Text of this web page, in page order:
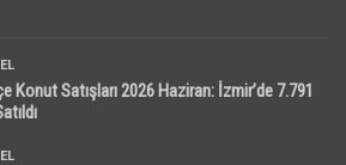
Konut Satışları 2026 Haziran: İzmir’de 7.791